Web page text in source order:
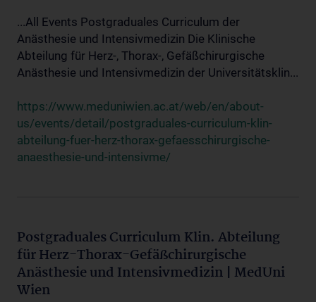
...All Events Postgraduales Curriculum der
Anästhesie und Intensivmedizin Die Klinische
Abteilung für Herz-, Thorax-, Gefäßchirurgische
Anästhesie und Intensivmedizin der Universitätsklin...
https://www.meduniwien.ac.at/web/en/about-
us/events/detail/postgraduales-curriculum-klin-
abteilung-fuer-herz-thorax-gefaesschirurgische-
anaesthesie-und-intensivme/
Postgraduales Curriculum Klin. Abteilung
für Herz-Thorax-Gefäßchirurgische
Anästhesie und Intensivmedizin | MedUni
Wien